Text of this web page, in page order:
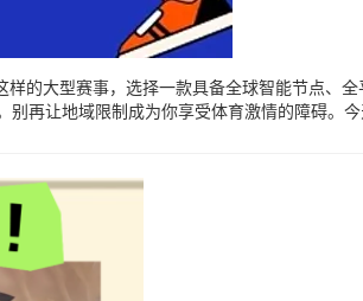
的大型赛事，选择一款具备全球智能节点、
再让地域限制成为你享受体育激情的障碍。